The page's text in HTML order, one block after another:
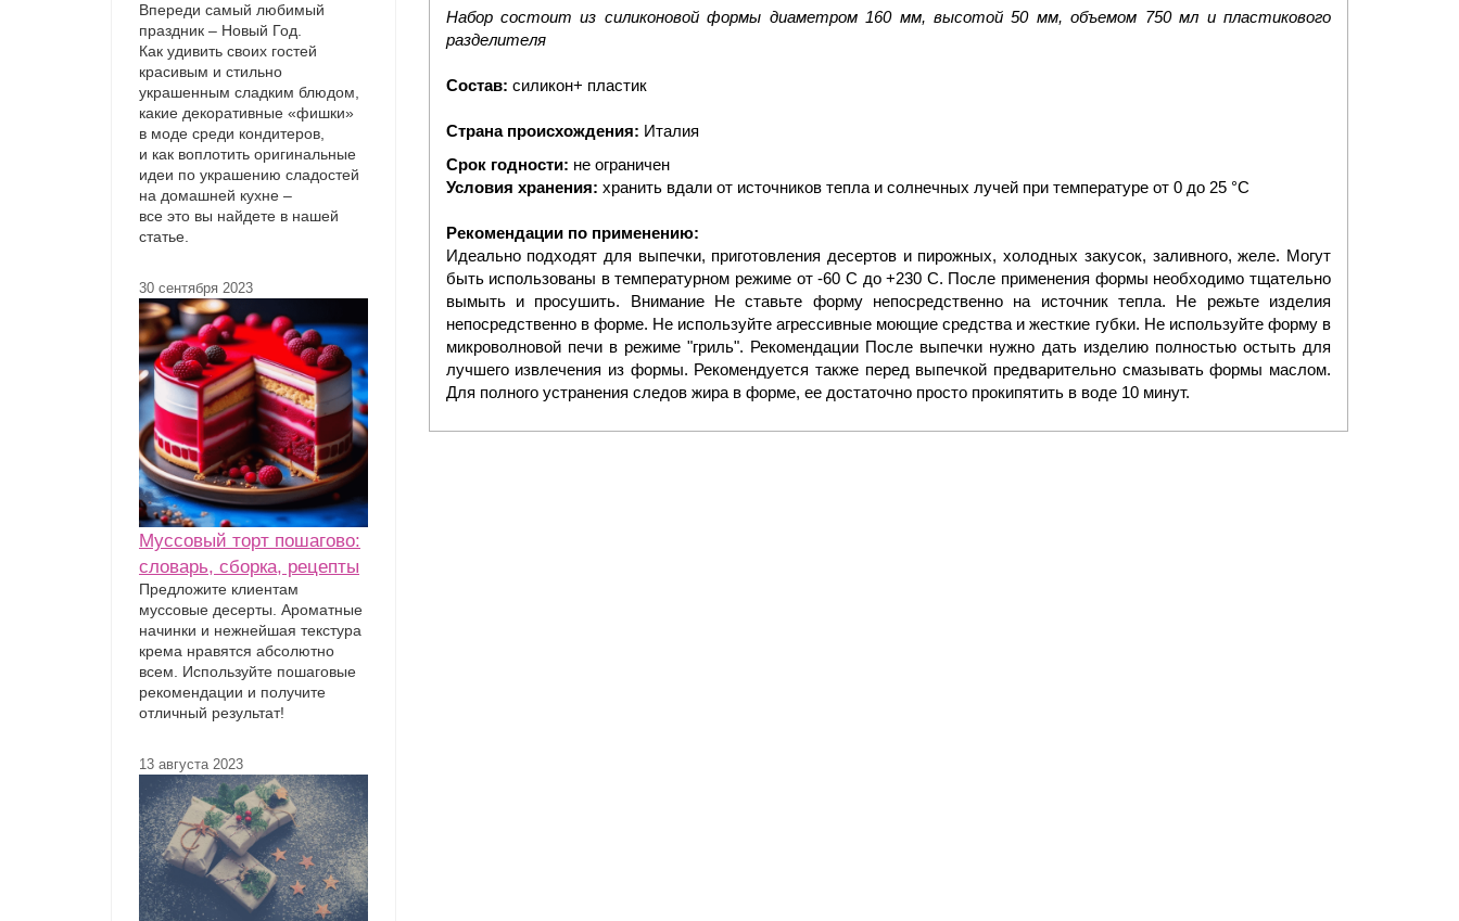
Впереди самый любимый
праздник – Новый Год.
Как удивить своих гостей
красивым и стильно
украшенным сладким блюдом,
какие декоративные «фишки»
в моде среди кондитеров,
и как воплотить оригинальные
идеи по украшению сладостей
на домашней кухне –
все это вы найдете в нашей
статье.
30 сентября 2023
Муссовый торт пошагово:
словарь, сборка, рецепты
Предложите клиентам
муссовые десерты. Ароматные
начинки и нежнейшая текстура
крема нравятся абсолютно
всем. Используйте пошаговые
рекомендации и получите
отличный результат!
13 августа 2023
Набор состоит из силиконовой формы диаметром 160 мм, высотой 50 мм, объемом 750 мл и пластикового
разделителя
Состав: силикон+ пластик
Страна происхождения: Италия
Срок годности: не ограничен
Условия хранения: хранить вдали от источников тепла и солнечных лучей при температуре от 0 до 25 °C
Рекомендации по применению:
Идеально подходят для выпечки, приготовления десертов и пирожных, холодных закусок, заливного, желе. Могут
быть использованы в температурном режиме от -60 С до +230 С. После применения формы необходимо тщательно
вымыть и просушить. Внимание Не ставьте форму непосредственно на источник тепла. Не режьте изделия
непосредственно в форме. Не используйте агрессивные моющие средства и жесткие губки. Не используйте форму в
микроволновой печи в режиме "гриль". Рекомендации После выпечки нужно дать изделию полностью остыть для
лучшего извлечения из формы. Рекомендуется также перед выпечкой предварительно смазывать формы маслом.
Для полного устранения следов жира в форме, ее достаточно просто прокипятить в воде 10 минут.